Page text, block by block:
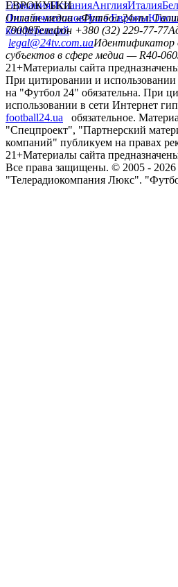
ГерманияИспанияАнглияИталия
ЕВРОКУБКИ
Лига чемпионовЛига Европы
конференций
Онлайн-медиа «Футбол 24»пл.
79008Телефон +380 (32) 229-77-77
legal@24tv.com.uaИдентификатор
субъектов в сфере медиа — R40-
21+Материалы сайта
При цитировании и
на "Футбол 24" обязательна. При
использовании в сети Интернет
football24.ua
обязательное.
"Спецпроект", "Партнерский
компаний" публикуем на правах
21+Материалы сайта
Все права защищены. © 2005 - 2026
"Телерадиокомпания Люкс".